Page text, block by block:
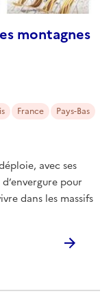
montagnes
avec ses
pour
dans les massifs
France
Pays-Bas